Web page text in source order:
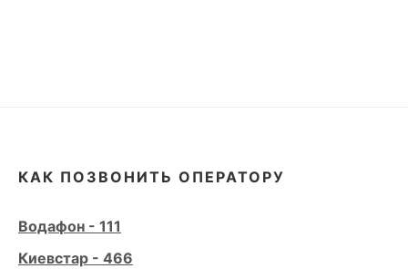
КАК ПОЗВОНИТЬ ОПЕРАТОРУ
Водафон - 111
Киевстар - 466